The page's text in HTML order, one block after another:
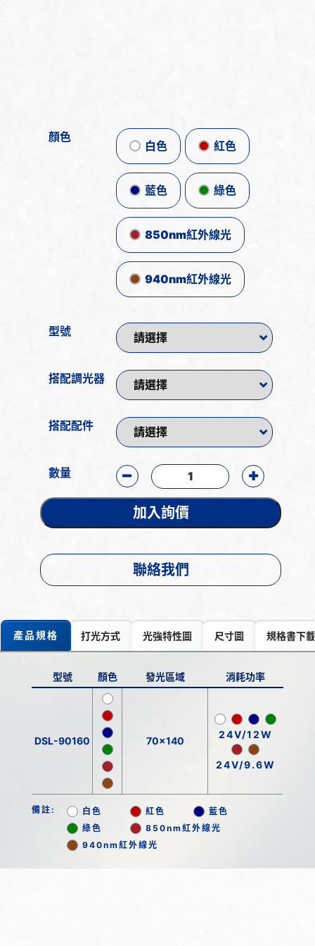
顏色
白色 紅色
藍色 綠色
850nm紅外線光
940nm紅外線光
型號
搭配調光器
搭配配件
數量
加入詢價
聯絡我們
產品規格 打光方式 光強特性圖 尺寸圖 規格書下載
型號 顏色 發光區域 消耗功率
DSL-90160 70x140
24V/12W
24V/9.6W
備註: 白色 紅色
藍色
綠色
850nm紅外線光
940nm紅外線光